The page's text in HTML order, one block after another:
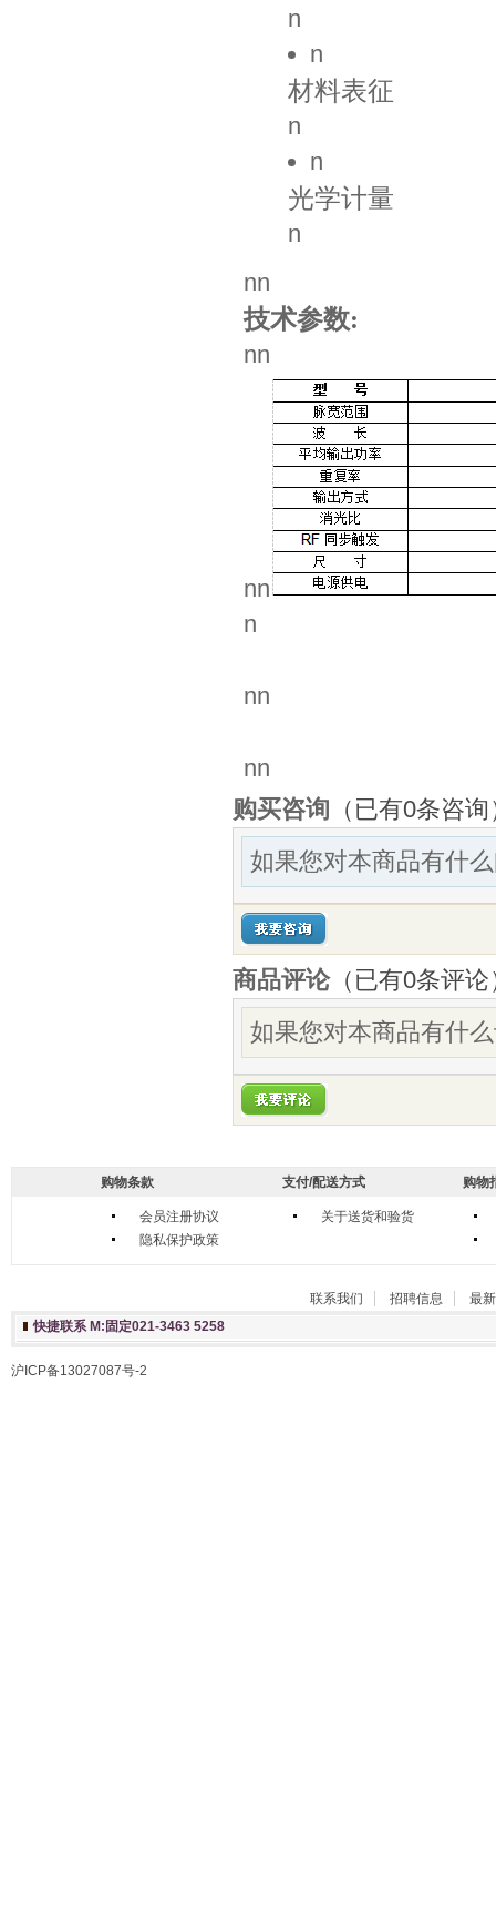
n
n
材料表征
n
n
光学计量
n
nn
技术参数:
nn
nn
n
nn
nn
购买咨询 （已有0条咨
如果您对本商品有什
商品评论（已有0条评论
如果您对本商品有什
购物条款
会员注册协议
隐私保护政策
支付/配送方式
关于送货和验货
购物
联系我们 招聘信息
最
快捷联系 M:固定021-3463 5258
沪ICP备13027087号-2